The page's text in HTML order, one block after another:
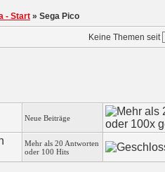
- Start » Sega Pico
Keine Themen seit
Neue Beiträge
Mehr als 20 Antworten
oder 100 Hits